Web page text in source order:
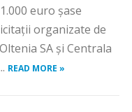
euro șase
organizate de
SA şi Centrala
READ MORE »